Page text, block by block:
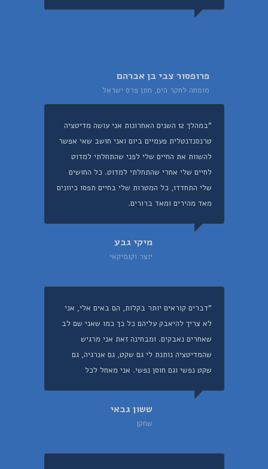
פרופסור צבי בן אברהם
מומחה לחקר הים, חתן פרס ישראל
"במהלך 12 השנים האחרונות אני עושה מדיטציה
טרנסנדנטלית פעמיים ביום ואני חושב שאי אפשר
להשוות את החיים שלי לפני שהתחלתי למדוט
לחיים שלי אחרי שהתחלתי למדוט. כל החושים
שלי התחדדו, כל המטרות שלי בחיים תפסו כיוונים
מאד מהירים ומאד ברורים.
מיקי גבע
יוצר וקומיקאי
"דברים קוראים יותר בקלות, הם באים אלי, אני
לא צריך להיאבק עליהם כל כך כמו שאני שם לב
שאחרים נאבקים. ומבחינה זאת אני מרגיש
שהמדיטציה נותנת לי גם שקט, גם אנרגיה, גם
שקט נפשי וגם חוסן נפשי. אני מאחל לכל
ששון גבאי
שחקן